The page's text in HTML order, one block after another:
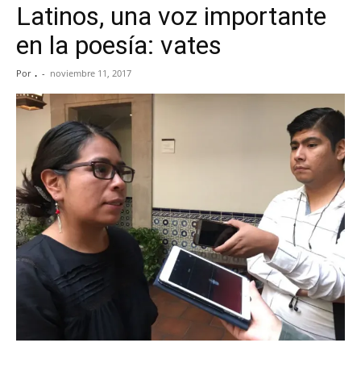
Latinos, una voz importante
en la poesía: vates
Por . - noviembre 11, 2017